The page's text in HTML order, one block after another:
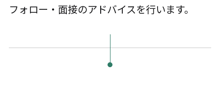
フォロー・面接のアドバイスを行います。